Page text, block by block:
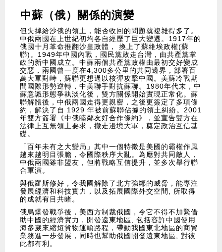
中蘇（俄）關係的演變
但失掉給沙俄的領土，能否收回的問題就複雜得多了。
中俄兩國在上世紀初均各自經歷了巨大變遷。1917年的
俄國十月革命推翻沙皇政體， 換上了蘇維埃政權(蘇
聯)。1949年中國內戰，國民黨敗走台灣，由共產黨掌
政的新中國成立。中蘇兩個共產黨政權由最初交好變成
交惡，兩國曾一度在4,300多公里的共同邊界，部署百
萬大軍對峙，蘇聯更想過以核彈攻擊中國。美蘇冷戰期
間國際形勢逆轉，中美聯手對抗蘇聯。1980年代末，中
蘇意識形態爭執淡化後，雙方關係開始實現正常化。蘇
聯解體後，中俄兩國走得更親密，之後更簽定了多項條
約，解決了自 1929 年被前蘇聯佔據的領土糾紛。2001
年雙方簽署《中俄睦鄰友好合作條約》，並宣告雙方在
法律上互無領土要求，撤走邊境大軍，奠定政治互信基
礎。
「百年未有之大變局」其中一個特徵是美國的霸權作風
越來越明目張膽，令國際秩序大亂。為應對共同敵人，
中俄兩國雖非盟友，但將戰略互信提升，並多次舉行聯
合軍演。
與俄羅斯修好，令我國解除了北方強鄰的威脅，能專注
發展經濟和科技實力，以及拓展國際外交空間, 所取得
的成就有目共睹。
俄烏爆發戰爭後，美西方制裁俄國，令它不得不加緊借
助中國的經濟實力，開發遠東地區, 包括容許中國使用
海參崴來縮短貨物運輸路程，帶動我國東北地區的商貿
業務進一步發展，同時也幫助俄國開發遠東地區, 對彼
此都有利。